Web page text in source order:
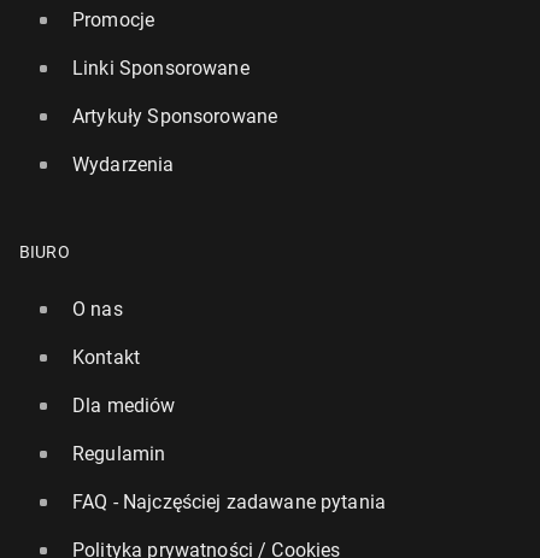
Promocje
Linki Sponsorowane
Artykuły Sponsorowane
Wydarzenia
BIURO
O nas
Kontakt
Dla mediów
Regulamin
FAQ - Najczęściej zadawane pytania
Polityka prywatności / Cookies